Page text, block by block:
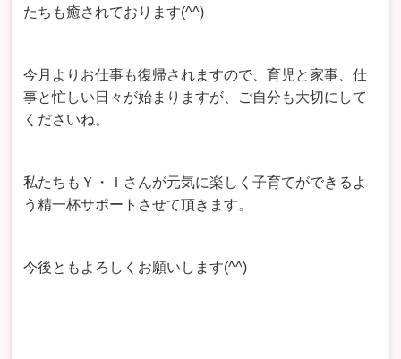
たちも癒されております(^^)
今月よりお仕事も復帰されますので、育児と家事、仕
事と忙しい日々が始まりますが、ご自分も大切にして
くださいね。
私たちもＹ・Ｉさんが元気に楽しく子育てができるよ
う精一杯サポートさせて頂きます。
今後ともよろしくお願いします(^^)